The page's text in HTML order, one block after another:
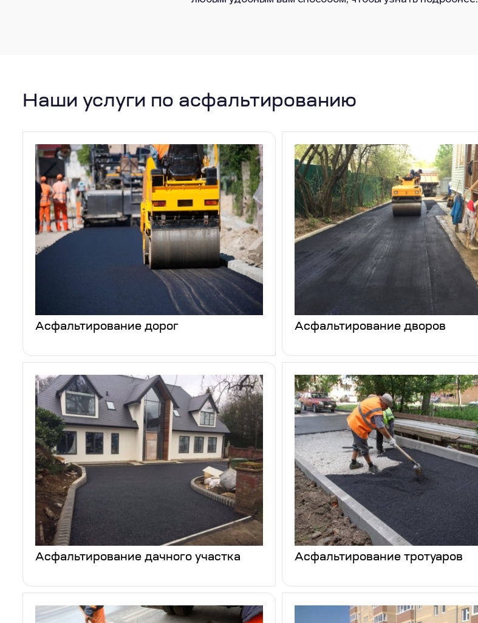
Наши услуги по асфальтированию
Асфальтирование дорог Асфальтирование дворов
Асфальтирование дачного участка Асфальтирование тротуаров